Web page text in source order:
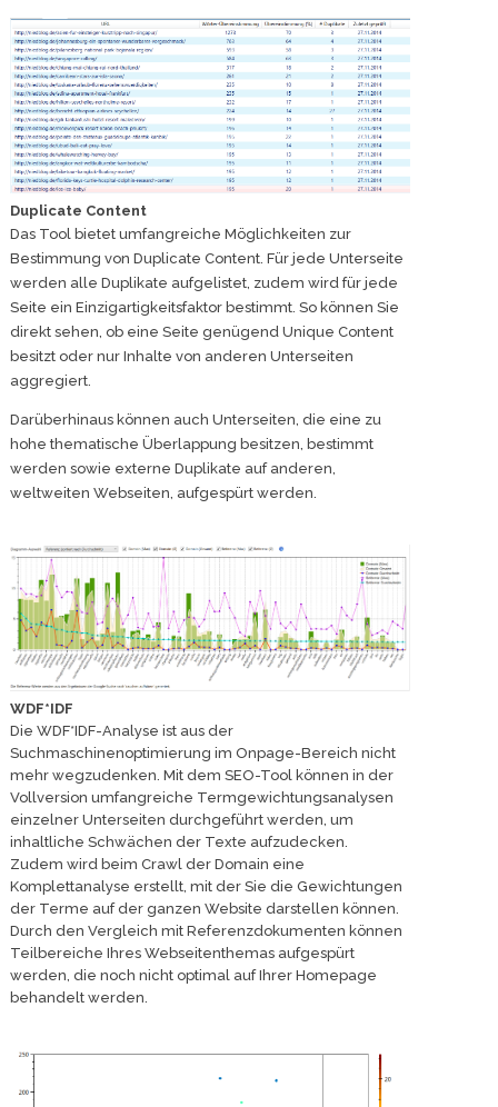
Duplicate Content
Das Tool bietet umfangreiche Möglichkeiten zur
Bestimmung von Duplicate Content. Für jede Unterseite
werden alle Duplikate aufgelistet, zudem wird für jede
Seite ein Einzigartigkeitsfaktor bestimmt. So können Sie
direkt sehen, ob eine Seite genügend Unique Content
besitzt oder nur Inhalte von anderen Unterseiten
aggregiert.
Darüberhinaus können auch Unterseiten, die eine zu
hohe thematische Überlappung besitzen, bestimmt
werden sowie externe Duplikate auf anderen,
weltweiten Webseiten, aufgespürt werden.
WDF*IDF
Die WDF*IDF-Analyse ist aus der
Suchmaschinenoptimierung im Onpage-Bereich nicht
mehr wegzudenken. Mit dem SEO-Tool können in der
Vollversion umfangreiche Termgewichtungsanalysen
einzelner Unterseiten durchgeführt werden, um
inhaltliche Schwächen der Texte aufzudecken.
Zudem wird beim Crawl der Domain eine
Komplettanalyse erstellt, mit der Sie die Gewichtungen
der Terme auf der ganzen Website darstellen können.
Durch den Vergleich mit Referenzdokumenten können
Teilbereiche Ihres Webseitenthemas aufgespürt
werden, die noch nicht optimal auf Ihrer Homepage
behandelt werden.